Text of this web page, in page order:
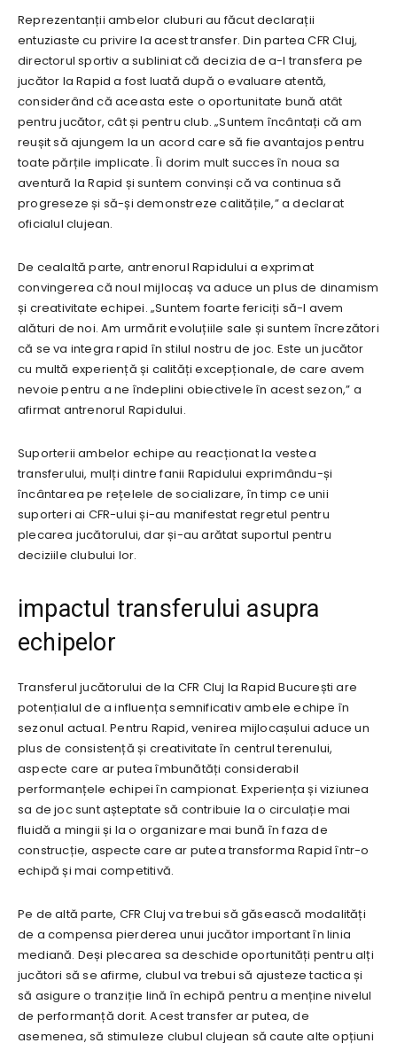
Reprezentanții ambelor cluburi au făcut declarații
entuziaste cu privire la acest transfer. Din partea CFR Cluj,
directorul sportiv a subliniat că decizia de a-l transfera pe
jucător la Rapid a fost luată după o evaluare atentă,
considerând că aceasta este o oportunitate bună atât
pentru jucător, cât și pentru club. „Suntem încântați că am
reușit să ajungem la un acord care să fie avantajos pentru
toate părțile implicate. Îi dorim mult succes în noua sa
aventură la Rapid și suntem convinși că va continua să
progreseze și să-și demonstreze calitățile,” a declarat
oficialul clujean.
De cealaltă parte, antrenorul Rapidului a exprimat
convingerea că noul mijlocaș va aduce un plus de dinamism
și creativitate echipei. „Suntem foarte fericiți să-l avem
alături de noi. Am urmărit evoluțiile sale și suntem încrezători
că se va integra rapid în stilul nostru de joc. Este un jucător
cu multă experiență și calități excepționale, de care avem
nevoie pentru a ne îndeplini obiectivele în acest sezon,” a
afirmat antrenorul Rapidului.
Suporterii ambelor echipe au reacționat la vestea
transferului, mulți dintre fanii Rapidului exprimându-și
încântarea pe rețelele de socializare, în timp ce unii
suporteri ai CFR-ului și-au manifestat regretul pentru
plecarea jucătorului, dar și-au arătat suportul pentru
deciziile clubului lor.
impactul transferului asupra
echipelor
Transferul jucătorului de la CFR Cluj la Rapid București are
potențialul de a influența semnificativ ambele echipe în
sezonul actual. Pentru Rapid, venirea mijlocașului aduce un
plus de consistență și creativitate în centrul terenului,
aspecte care ar putea îmbunătăți considerabil
performanțele echipei în campionat. Experiența și viziunea
sa de joc sunt așteptate să contribuie la o circulație mai
fluidă a mingii și la o organizare mai bună în faza de
construcție, aspecte care ar putea transforma Rapid într-o
echipă și mai competitivă.
Pe de altă parte, CFR Cluj va trebui să găsească modalități
de a compensa pierderea unui jucător important în linia
mediană. Deși plecarea sa deschide oportunități pentru alți
jucători să se afirme, clubul va trebui să ajusteze tactica și
să asigure o tranziție lină în echipă pentru a menține nivelul
de performanță dorit. Acest transfer ar putea, de
asemenea, să stimuleze clubul clujean să caute alte opțiuni